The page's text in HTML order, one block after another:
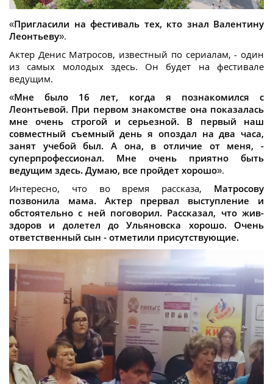
«Пригласили на фестиваль тех, кто знал Валентину
Леонтьеву».
Актер Денис Матросов, известный по сериалам, - один
из самых молодых здесь. Он будет на фестивале
ведущим.
«Мне было 16 лет, когда я познакомился с
Леонтьевой. При первом знакомстве она показалась
мне очень строгой и серьезной. В первый наш
совместный съемный день я опоздал на два часа,
занят учебой был. А она, в отличие от меня, -
суперпрофессионал. Мне очень приятно быть
ведущим здесь. Думаю, все пройдет хорошо».
Интересно, что во время рассказа, Матросову
позвонила мама. Актер прервал выступление и
обстоятельно с ней поговорил. Рассказал, что жив-
здоров и долетел до Ульяновска хорошо. Очень
ответственный сын - отметили присутствующие.